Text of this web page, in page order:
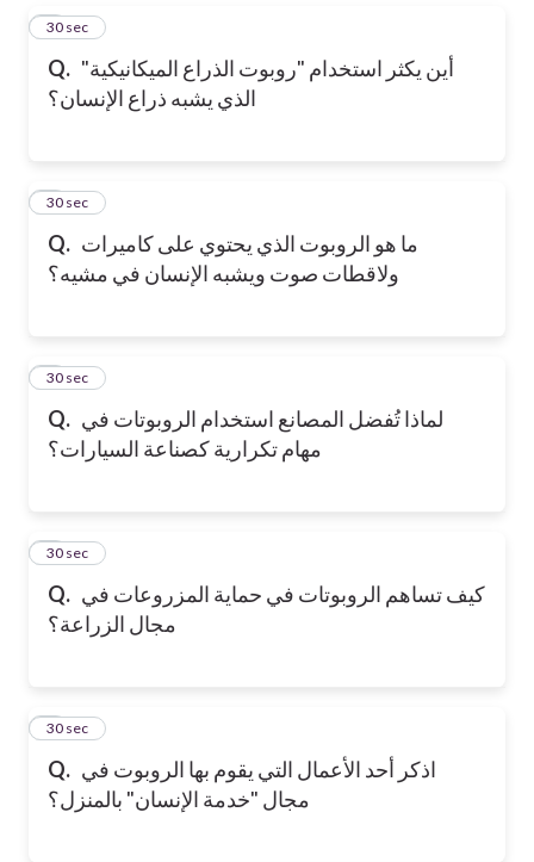
Q. أين يكثر استخدام "روبوت الذراع الميكانيكية"
الذي يشبه ذراع الإنسان؟
5
30 sec
Q. ما هو الروبوت الذي يحتوي على كاميرات
ولاقطات صوت ويشبه الإنسان في مشيه؟
6
30 sec
Q. لماذا تُفضل المصانع استخدام الروبوتات في
مهام تكرارية كصناعة السيارات؟
7
30 sec
Q. كيف تساهم الروبوتات في حماية المزروعات في
مجال الزراعة؟
8
30 sec
Q. اذكر أحد الأعمال التي يقوم بها الروبوت في
مجال "خدمة الإنسان" بالمنزل؟
9
30 sec